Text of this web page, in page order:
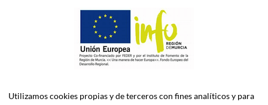
Utilizamos cookies propias y de terceros con fines analíticos y para